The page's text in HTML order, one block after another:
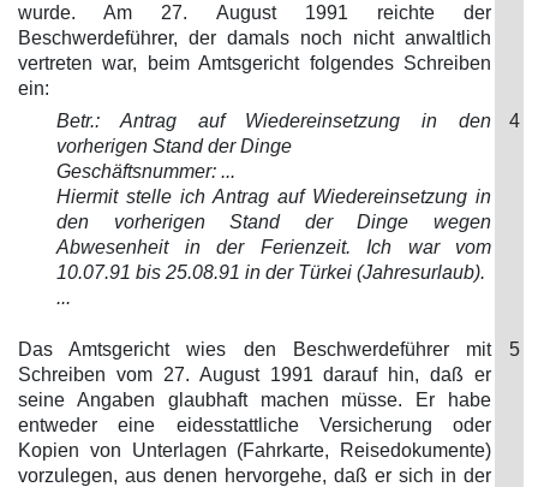
wurde. Am 27. August 1991 reichte der
Beschwerdeführer, der damals noch nicht anwaltlich
vertreten war, beim Amtsgericht folgendes Schreiben
ein:
Betr.: Antrag auf Wiedereinsetzung in den
vorherigen Stand der Dinge
Geschäftsnummer: ...
Hiermit stelle ich Antrag auf Wiedereinsetzung in
den vorherigen Stand der Dinge wegen
Abwesenheit in der Ferienzeit. Ich war vom
10.07.91 bis 25.08.91 in der Türkei (Jahresurlaub).
...
4
Das Amtsgericht wies den Beschwerdeführer mit
Schreiben vom 27. August 1991 darauf hin, daß er
seine Angaben glaubhaft machen müsse. Er habe
entweder eine eidesstattliche Versicherung oder
Kopien von Unterlagen (Fahrkarte, Reisedokumente)
vorzulegen, aus denen hervorgehe, daß er sich in der
5